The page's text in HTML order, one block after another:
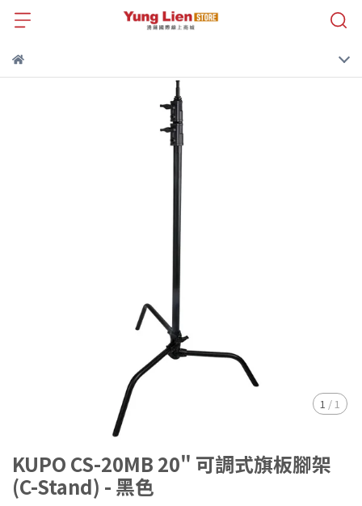
1 / 1
KUPO CS-20MB 20" 可調式旗板腳架
(C-Stand) - 黑色